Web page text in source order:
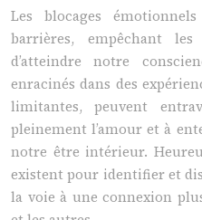
Les blocages
barrières, empêchant
d’atteindre notre
enracinés dans des
limitantes, peuvent
pleinement l’amour et à
notre être intérieur.
existent pour identifier et
la voie à une connexion